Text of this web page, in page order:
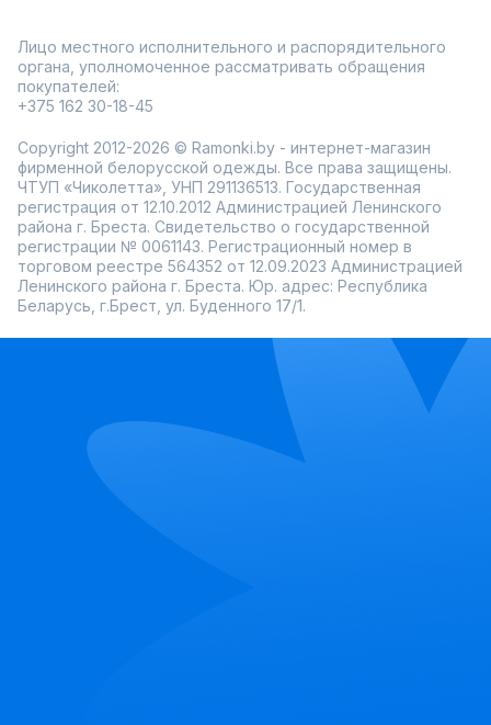
Лицо местного исполнительного и распорядительного
органа, уполномоченное рассматривать обращения
покупателей:
+375 162 30-18-45
Copyright 2012-2026 © Ramonki.by - интернет-магазин
фирменной белорусской одежды. Все права защищены.
ЧТУП «Чиколетта», УНП 291136513. Государственная
регистрация от 12.10.2012 Администрацией Ленинского
района г. Бреста. Свидетельство о государственной
регистрации № 0061143. Регистрационный номер в
торговом реестре 564352 от 12.09.2023 Администрацией
Ленинского района г. Бреста. Юр. адрес: Республика
Беларусь, г.Брест, ул. Буденного 17/1.